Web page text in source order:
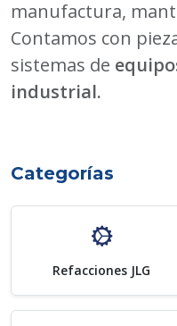
manufactura,
Contamos con
sistemas de
industrial.
Categorías
Refacciones JLG